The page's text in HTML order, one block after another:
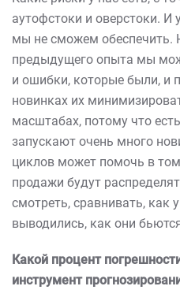
аутофстоки и оверстоки. И
мы не сможем обеспечить.
предыдущего опыта мы
и ошибки, которые были, и
новинках их
масштабах, потому что
запускают очень много
циклов может помочь в
продажи будут
смотреть, сравнивать, как
выводились, как они
Какой процент
инструмент